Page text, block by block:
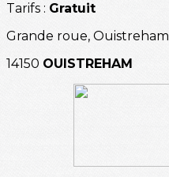
Tarifs : Gratuit
Grande roue, Ouistreham
14150 OUISTREHAM